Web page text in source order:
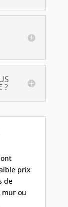
?
prix
de
mur ou